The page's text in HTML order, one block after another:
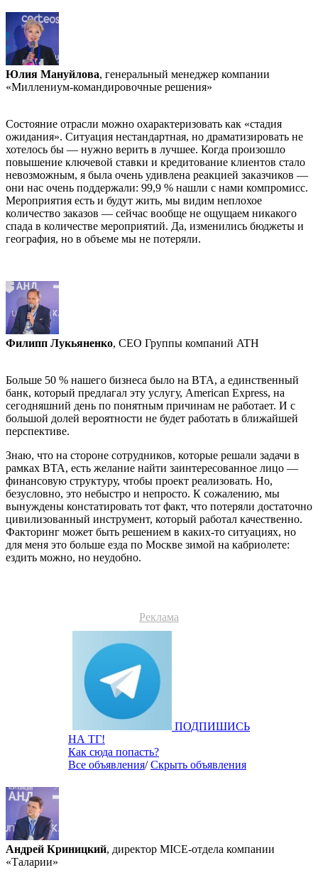
Юлия Мануйлова, генеральный менеджер компании
«Миллениум-командировочные решения»
Состояние отрасли можно охарактеризовать как «стадия
ожидания». Ситуация нестандартная, но драматизировать не
хотелось бы — нужно верить в лучшее. Когда произошло
повышение ключевой ставки и кредитование клиентов стало
невозможным, я была очень удивлена реакцией заказчиков —
они нас очень поддержали: 99,9 % нашли с нами компромисс.
Мероприятия есть и будут жить, мы видим неплохое
количество заказов — сейчас вообще не ощущаем никакого
спада в количестве мероприятий. Да, изменились бюджеты и
география, но в объеме мы не потеряли.
Филипп Лукьяненко, CEO Группы компаний ATH
Больше 50 % нашего бизнеса было на BTA, а единственный
банк, который предлагал эту услугу, American Express, на
сегодняшний день по понятным причинам не работает. И с
большой долей вероятности не будет работать в ближайшей
перспективе.
Знаю, что на стороне сотрудников, которые решали задачи в
рамках BTA, есть желание найти заинтересованное лицо —
финансовую структуру, чтобы проект реализовать. Но,
безусловно, это небыстро и непросто. К сожалению, мы
вынуждены констатировать тот факт, что потеряли достаточно
цивилизованный инструмент, который работал качественно.
Факторинг может быть решением в каких-то ситуациях, но
для меня это больше езда по Москве зимой на кабриолете:
ездить можно, но неудобно.
Реклама
ПОДПИШИСЬ
НА ТГ!
Как сюда попасть?
Все объявления/Скрыть объявления
Андрей Криницкий, директор MICE-отдела компании
«Таларии»